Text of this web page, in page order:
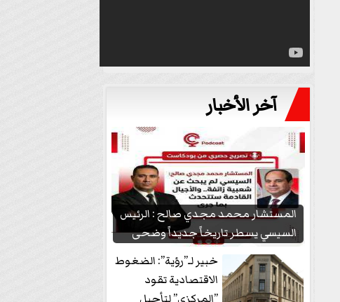
آخر الأخبار
المستشار محمد مجدي صالح : الرئيس
السيسي يسطر تاريخاً جديداً وضحى
بشعبيته...
خبير لـ”رؤية”: الضغوط
الاقتصادية تقود
”المركزي” لتأجيل